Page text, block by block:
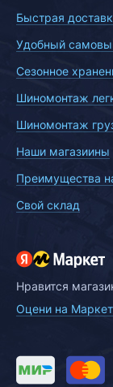
Быстрая
Удобный
Сезонное
Шиномонтаж
Шиномонтаж
Наши магазиины
Преимущества
Свой склад
Нравится
Оцени на